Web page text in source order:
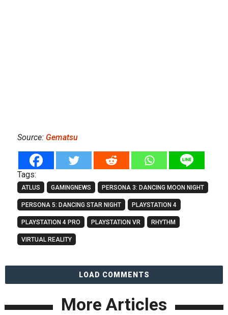
Source: Gematsu
Tags:
ATLUS GAMINGNEWS PERSONA 3: DANCING MOON NIGHT
PERSONA 5: DANCING STAR NIGHT PLAYSTATION 4
PLAYSTATION 4 PRO PLAYSTATION VR RHYTHM
VIRTUAL REALITY
LOAD COMMENTS
More Articles